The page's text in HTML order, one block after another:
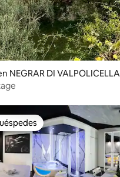
NEGRAR DI VALPOLICELLA